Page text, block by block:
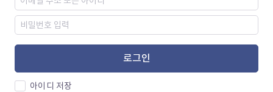
로그인
아이디 저장